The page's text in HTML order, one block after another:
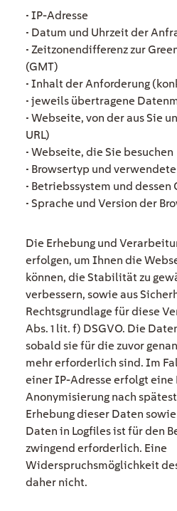
• IP-Adresse
• Datum und Uhrzeit der
• Zeitzonendifferenz zur
(GMT)
• Inhalt der Anforderung
• jeweils übertragene
• Webseite, von der aus Sie
URL)
• Webseite, die Sie besuchen
• Browsertyp und
• Betriebssystem und dessen
• Sprache und Version der
Die Erhebung und
erfolgen, um Ihnen die
können, die Stabilität zu
verbessern, sowie aus
Rechtsgrundlage für diese
Abs. 1 lit. f) DSGVO. Die
sobald sie für die zuvor
mehr erforderlich sind. Im
einer IP-Adresse erfolgt eine
Anonymisierung nach
Erhebung dieser Daten
Daten in Logfiles ist für den
zwingend erforderlich. Eine
Widerspruchsmöglichkeit
daher nicht.